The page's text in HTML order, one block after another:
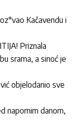
Kačavendu i
Priznala
srama, a sinoć je
objelodanio sve
napornim danom,